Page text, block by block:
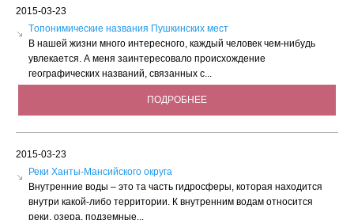
2015-03-23
Tопонимические названия Пушкинских мест
В нашей жизни много интересного, каждый человек чем-нибудь
увлекается. А меня заинтересовало происхождение
географических названий, связанных с...
ПОДРОБНЕЕ
2015-03-23
Реки Ханты-Мансийского округа
Внутренние воды – это та часть гидросферы, которая находится
внутри какой-либо территории. К внутренним водам относится
реки, озера, подземные...